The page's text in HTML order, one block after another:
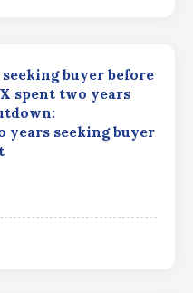
buyer before
spent two years
years seeking buyer